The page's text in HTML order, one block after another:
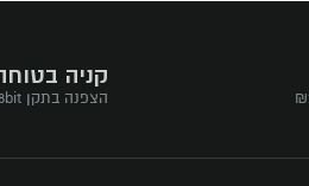
קניה
הצפנה בתקן SSL 128bit